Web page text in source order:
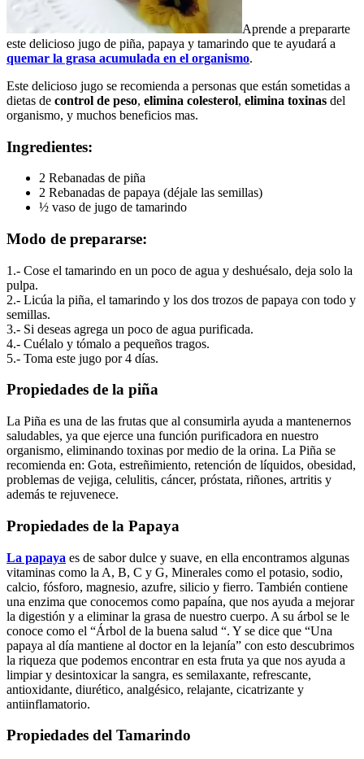
Aprende a prepararte
este delicioso jugo de piña, papaya y tamarindo que te ayudará a
quemar la grasa acumulada en el organismo.
Este delicioso jugo se recomienda a personas que están sometidas a
dietas de control de peso, elimina colesterol, elimina toxinas del
organismo, y muchos beneficios mas.
Ingredientes:
2 Rebanadas de piña
2 Rebanadas de papaya (déjale las semillas)
½ vaso de jugo de tamarindo
Modo de prepararse:
1.- Cose el tamarindo en un poco de agua y deshuésalo, deja solo la
pulpa.
2.- Licúa la piña, el tamarindo y los dos trozos de papaya con todo y
semillas.
3.- Si deseas agrega un poco de agua purificada.
4.- Cuélalo y tómalo a pequeños tragos.
5.- Toma este jugo por 4 días.
Propiedades de la piña
La Piña es una de las frutas que al consumirla ayuda a mantenernos
saludables, ya que ejerce una función purificadora en nuestro
organismo, eliminando toxinas por medio de la orina. La Piña se
recomienda en: Gota, estreñimiento, retención de líquidos, obesidad,
problemas de vejiga, celulitis, cáncer, próstata, riñones, artritis y
además te rejuvenece.
Propiedades de la Papaya
La papaya es de sabor dulce y suave, en ella encontramos algunas
vitaminas como la A, B, C y G, Minerales como el potasio, sodio,
calcio, fósforo, magnesio, azufre, silicio y fierro. También contiene
una enzima que conocemos como papaína, que nos ayuda a mejorar
la digestión y a eliminar la grasa de nuestro cuerpo. A su árbol se le
conoce como el “Árbol de la buena salud “. Y se dice que “Una
papaya al día mantiene al doctor en la lejanía” con esto descubrimos
la riqueza que podemos encontrar en esta fruta ya que nos ayuda a
limpiar y desintoxicar la sangra, es semilaxante, refrescante,
antioxidante, diurético, analgésico, relajante, cicatrizante y
antiinflamatorio.
Propiedades del Tamarindo